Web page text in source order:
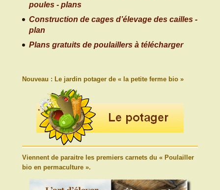
poules - plans
Construction de cages d’élevage des cailles -
plan
Plans gratuits de poulaillers à télécharger
Nouveau : Le jardin potager de « la petite ferme bio »
Viennent de paraitre les premiers carnets du « Poulailler
bio en permaculture ».